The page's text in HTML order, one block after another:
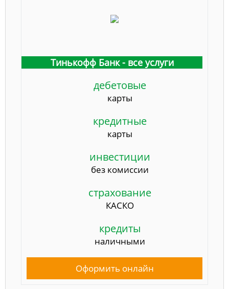
Тинькофф Банк - все услуги
дебетовые
карты
кредитные
карты
инвестиции
без комиссии
страхование
КАСКО
кредиты
наличными
Оформить онлайн